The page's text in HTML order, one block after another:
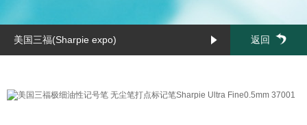
美国三福(Sharpie expo) 返回